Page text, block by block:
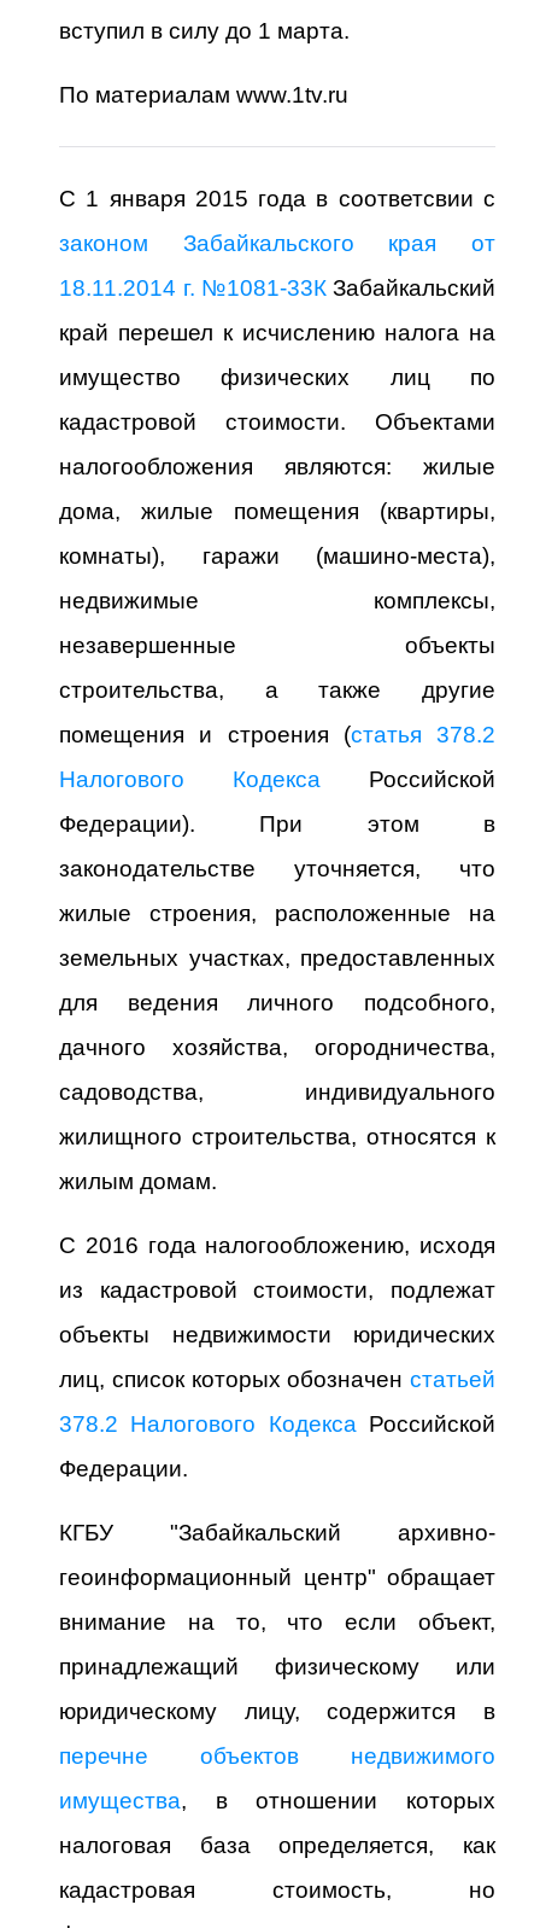
вступил в силу до 1 марта.
По материалам www.1tv.ru
С 1 января 2015 года в соответсвии с
законом Забайкальского края от
18.11.2014 г. №1081-33КЗабайкальский
край перешел к исчислению налога на
имущество физических лиц по
кадастровой стоимости. Объектами
налогообложения являются: жилые
дома, жилые помещения (квартиры,
комнаты), гаражи (машино-места),
недвижимые комплексы,
незавершенные объекты
строительства, а также другие
помещения и строения (статья 378.2
Налогового Кодекса Российской
Федерации). При этом в
законодательстве уточняется, что
жилые строения, расположенные на
земельных участках, предоставленных
для ведения личного подсобного,
дачного хозяйства, огородничества,
садоводства, индивидуального
жилищного строительства, относятся к
жилым домам.
C 2016 года налогообложению, исходя
из кадастровой стоимости, подлежат
объекты недвижимости юридических
лиц, список которых обозначен статьей
378.2 Налогового Кодекса Российской
Федерации.
КГБУ "Забайкальский архивно-
геоинформационный центр" обращает
внимание на то, что если объект,
принадлежащий физическому или
юридическому лицу, содержится в
перечне объектов недвижимого
имущества, в отношении которых
налоговая база определяется, как
кадастровая стоимость, но